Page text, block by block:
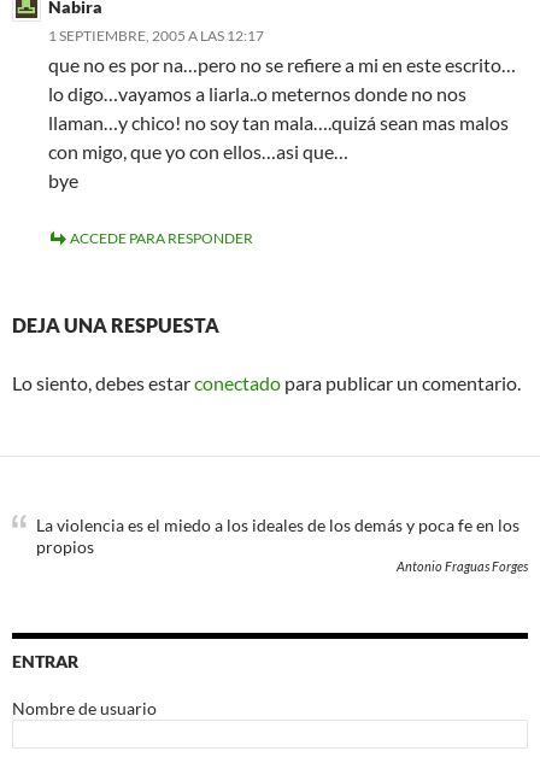
Nabira
1 SEPTIEMBRE, 2005 A LAS 12:17
que no es por na…pero no se refiere a mi en este escrito…
lo digo…vayamos a liarla..o meternos donde no nos
llaman…y chico! no soy tan mala….quizá sean mas malos
con migo, que yo con ellos…asi que…
bye
ACCEDE PARA RESPONDER
DEJA UNA RESPUESTA
Lo siento, debes estarconectado para publicar un comentario.
La violencia es el miedo a los ideales de los demás y poca fe en los
propios
Antonio Fraguas Forges
ENTRAR
Nombre de usuario